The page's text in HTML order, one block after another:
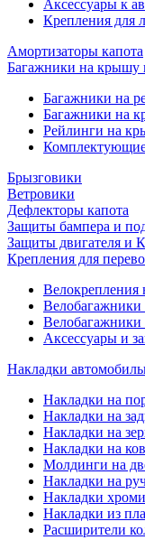
Аксессуары к
Крепления для
Амортизаторы капота
Багажники на крышу
Багажники на
Багажники на
Рейлинги на
Брызговики
Ветровики
Дефлекторы капота
Защиты бампера и
Защиты двигателя и
Крепления для
Велобагажники
Аксессуары и
Накладки
Накладки на
Накладки на
Накладки на
Накладки на
Молдинги на
Накладки на
Накладки
Накладки из
Расширители